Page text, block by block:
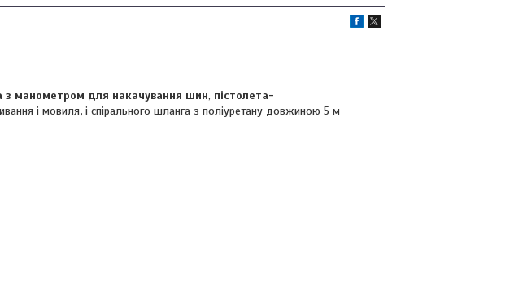
з манометром для накачування шин, пістолета-
і мовиля, і спірального шланга з поліуретану довжиною 5 м